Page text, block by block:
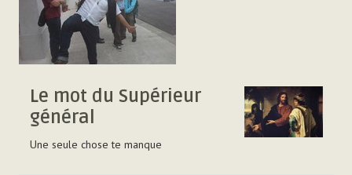
Le mot du Supérieur
général
Une seule chose te manque